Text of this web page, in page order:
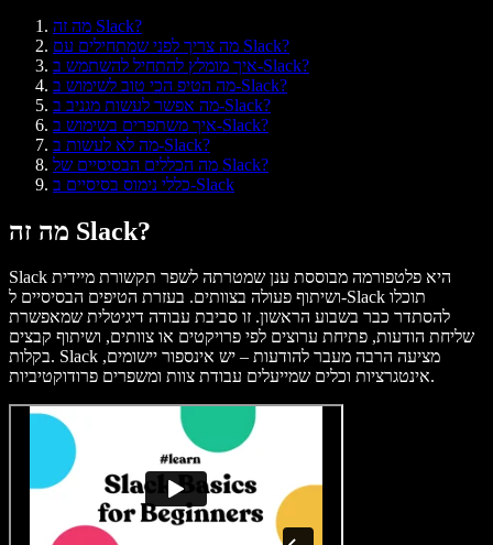
מה זה Slack?
מה צריך לפני שמתחילים עם Slack?
איך מומלץ להתחיל להשתמש ב‑Slack?
מה הטיפ הכי טוב לשימוש ב‑Slack?
מה אפשר לעשות מגניב ב‑Slack?
איך משתפרים בשימוש ב‑Slack?
מה לא לעשות ב‑Slack?
מה הכללים הבסיסיים של Slack?
כללי נימוס בסיסיים ב‑Slack
מה זה Slack?
Slack היא פלטפורמה מבוססת ענן שמטרתה לשפר תקשורת מיידית
ושיתוף פעולה בצוותים. בעזרת הטיפים הבסיסיים ל‑Slack תוכלו
להסתדר כבר בשבוע הראשון. זו סביבת עבודה דיגיטלית שמאפשרת
שליחת הודעות, פתיחת ערוצים לפי פרויקטים או צוותים, ושיתוף קבצים
בקלות. Slack מציעה הרבה מעבר להודעות – יש אינספור יישומים,
אינטגרציות וכלים שמייעלים עבודת צוות ומשפרים פרודוקטיביות.